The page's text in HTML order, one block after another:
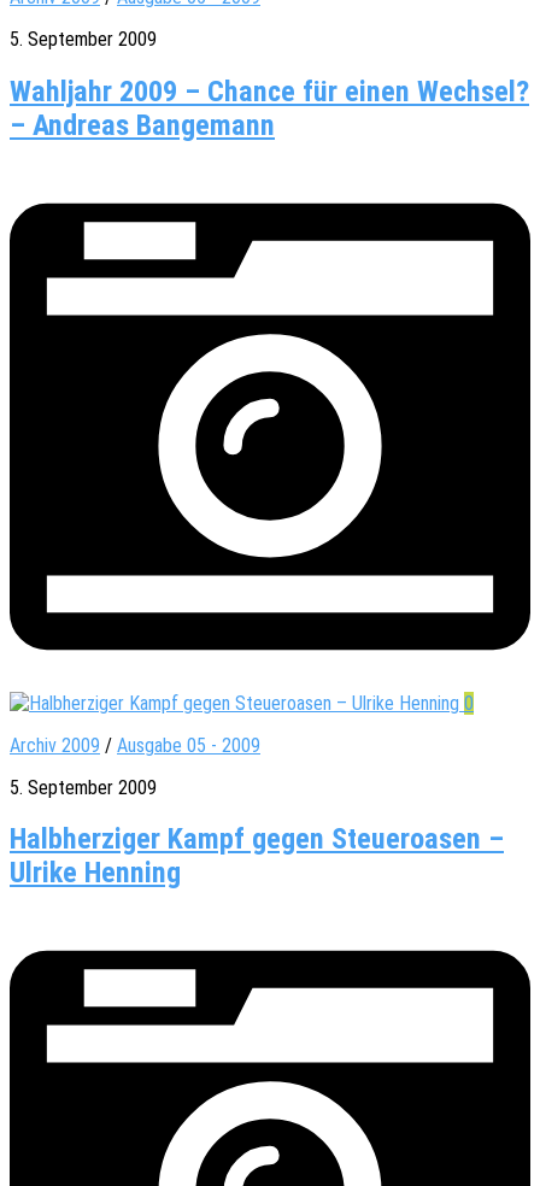
5. September 2009
Wahljahr 2009 – Chance für einen Wechsel?
– Andreas Bangemann
0
Archiv 2009 / Ausgabe 05 - 2009
5. September 2009
Halbherziger Kampf gegen Steueroasen –
Ulrike Henning